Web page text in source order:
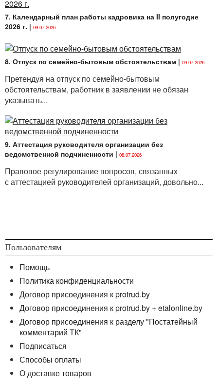
7. Календарный план работы кадровика на II полугодие
2026 г. | 09.07.2026
8. Отпуск по семейно-бытовым обстоятельствам | 09.07.2026
Претендуя на отпуск по семейно-бытовым
обстоятельствам, работник в заявлении не обязан
указывать...
9. Аттестация руководителя организации без
ведомственной подчиненности | 08.07.2026
Правовое регулирование вопросов, связанных
с аттестацией руководителей организаций, довольно...
Пользователям
Помощь
Политика конфиденциальности
Договор присоединения к protrud.by
Договор присоединения к protrud.by + etalonline.by
Договор присоединения к разделу "Постатейный
комментарий ТК"
Подписаться
Способы оплаты
О доставке товаров